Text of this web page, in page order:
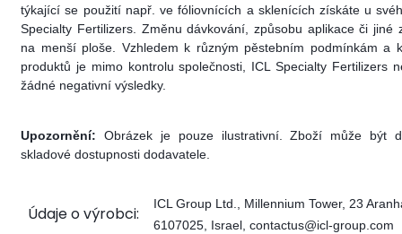
týkající se použití např. ve fóliovnících a sklenících získáte u
Specialty Fertilizers. Změnu dávkování, způsobu aplikace či jiné
na menší ploše. Vzhledem k různým pěstebním podmínkám a
produktů je mimo kontrolu společnosti, ICL Specialty Fertilizers
žádné negativní výsledky.
Upozornění: Obrázek je pouze ilustrativní. Zboží může být
skladové dostupnosti dodavatele.
Údaje o výrobci:
ICL Group Ltd., Millennium Tower, 23
6107025, Israel, contactus@icl-group.com